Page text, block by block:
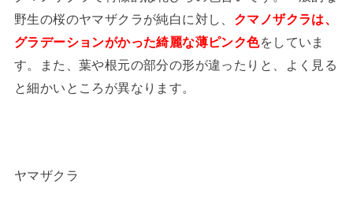
野生の桜のヤマザクラが純白に対し、 クマノザクラは、
グラデーションがかった綺麗な薄ピンク色をしていま
す。また、葉や根元の部分の形が違ったりと、よく見る
と細かいところが異なります。
ヤマザクラ